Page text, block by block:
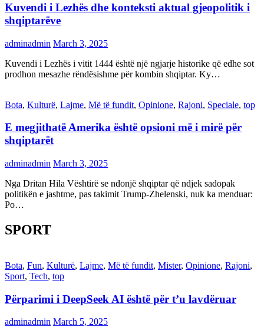
Kuvendi i Lezhës dhe konteksti aktual gjeopolitik i
shqiptarëve
adminadmin March 3, 2025
Kuvendi i Lezhës i vitit 1444 është një ngjarje historike që edhe sot
prodhon mesazhe rëndësishme për kombin shqiptar. Ky…
Bota, Kulturë, Lajme, Më të fundit, Opinione, Rajoni, Speciale, top
E megjithatë Amerika është opsioni më i mirë për
shqiptarët
adminadmin March 3, 2025
Nga Dritan Hila Vështirë se ndonjë shqiptar që ndjek sadopak
politikën e jashtme, pas takimit Trump-Zhelenski, nuk ka menduar:
Po…
SPORT
Bota, Fun, Kulturë, Lajme, Më të fundit, Mister, Opinione, Rajoni,
Sport, Tech, top
Përparimi i DeepSeek AI është për t’u lavdëruar
adminadmin March 5, 2025